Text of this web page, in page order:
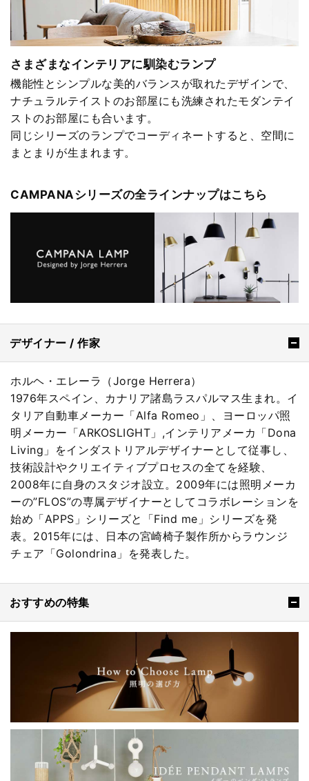
さまざまなインテリアに馴染むランプ
機能性とシンプルな美的バランスが取れたデザインで、
ナチュラルテイストのお部屋にも洗練されたモダンテイ
ストのお部屋にも合います。
同じシリーズのランプでコーディネートすると、空間に
まとまりが生まれます。
CAMPANAシリーズの全ラインナップはこちら
デザイナー / 作家
ホルヘ・エレーラ（Jorge Herrera）
1976年スペイン、カナリア諸島ラスパルマス生まれ。イ
タリア自動車メーカー「Alfa Romeo」、ヨーロッパ照
明メーカー「ARKOSLIGHT」,インテリアメーカ「Dona
Living」をインダストリアルデザイナーとして従事し、
技術設計やクリエイティブプロセスの全てを経験、
2008年に自身のスタジオ設立。2009年には照明メーカ
ーの”FLOS”の専属デザイナーとしてコラボレーションを
始め「APPS」シリーズと「Find me」シリーズを発
表。2015年には、日本の宮崎椅子製作所からラウンジ
チェア「Golondrina」を発表した。
おすすめの特集